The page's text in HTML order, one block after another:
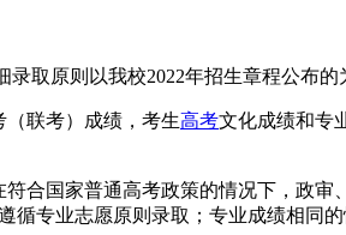
取原则以我校2022年招生章程公布的
联考）成绩，考生高考文化成绩和专
合国家普通高考政策的情况下，政
循专业志愿原则录取；专业成绩相同